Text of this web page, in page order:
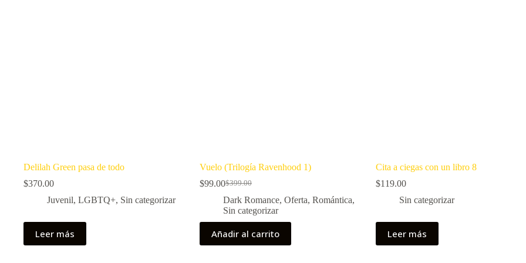
Delilah Green pasa de todo
$370.00
Juvenil, LGBTQ+, Sin categorizar
Leer más
Vuelo (Trilogía Ravenhood 1)
$399.00
El
precio
original
$399.00.
$99.00El
precio
actual
$99.00.
Dark Romance, Oferta, Romántica,
Sin categorizar
Añadir al carrito
Cita a ciegas con un libro 8
$119.00
Sin categorizar
Leer más